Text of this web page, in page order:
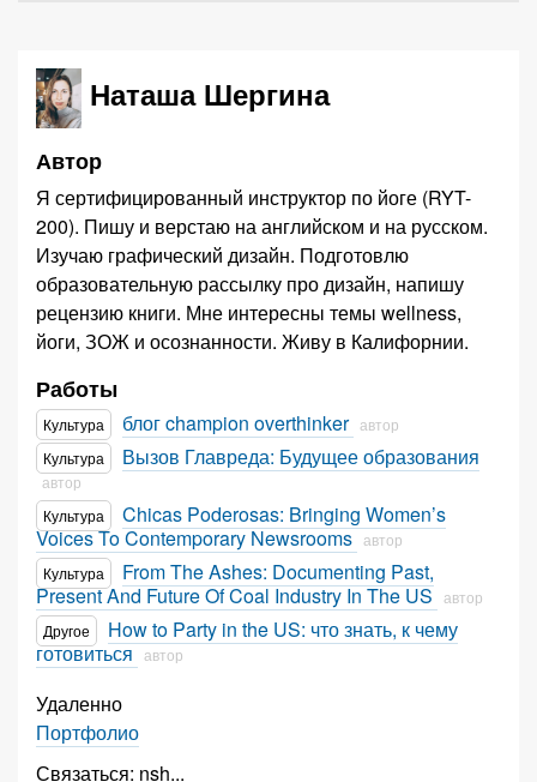
Наташа Шергина
Автор
Я сертифицированный инструктор по йоге (RYT-
200). Пишу и верстаю на английском и на русском.
Изучаю графический дизайн. Подготовлю
образовательную рассылку про дизайн, напишу
рецензию книги. Мне интересны темы wellness,
йоги, ЗОЖ и осознанности. Живу в Калифорнии.
Работы
Культура блог champion overthinker автор
Культура
Вызов Главреда: Будущее образования
автор
Культура
Chicas Poderosas: Bringing Women’s
Voices To Contemporary Newsrooms автор
Культура
From The Ashes: Documenting Past,
Present And Future Of Coal Industry In The US автор
Другое
How to Party in the US: что знать, к чему
готовиться автор
Удаленно
Портфолио
Связаться: nsh...